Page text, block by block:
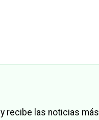
y recibe las noticias más